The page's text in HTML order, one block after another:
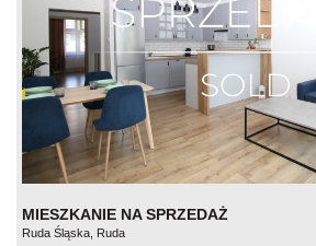
MIESZKANIE NA SPRZEDAŻ
Ruda Śląska, Ruda